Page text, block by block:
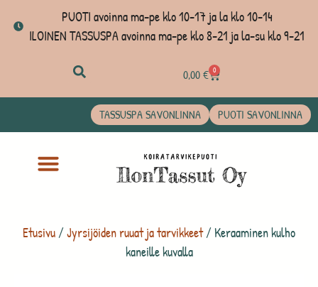
PUOTI avoinna ma-pe klo 10-17 ja la klo 10-14
ILOINEN TASSUSPA avoinna ma-pe klo 8-21 ja la-su klo 9-21
0,00€ 0
TASSUSPA SAVONLINNA PUOTI SAVONLINNA
Etusivu /Jyrsijöiden ruuat ja tarvikkeet/ Keraaminen kulho
kaneille kuvalla